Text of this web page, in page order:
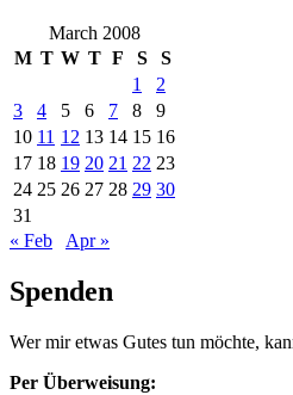
March 2008
M T W T F S
S
1
2
3
4 5 6 7 8
9
10 11 12 13 14 15 16
17 18 19 20 21 22 23
24 25 26 27 28 29 30
31
« Feb
Apr »
Spenden
Wer mir etwas Gutes tun möchte,
Per Überweisung: